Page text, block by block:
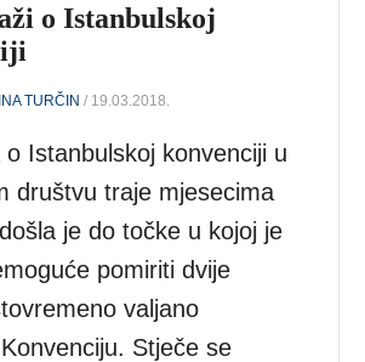
o Istanbulskoj
TURČIN / 19.03.2018.
o Istanbulskoj konvenciji u
društvu traje mjesecima
je do točke u kojoj je
pomiriti dvije
valjano
Stječe se